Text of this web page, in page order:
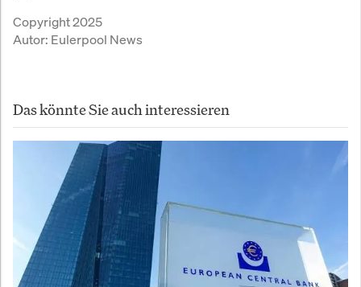
Copyright 2025
Autor: Eulerpool News
Das könnte Sie auch interessieren